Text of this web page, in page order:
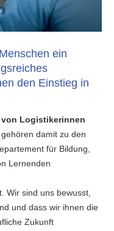
ein
den Einstieg in
Logistikerinnen
damit zu den
für Bildung,
Lernenden
Wir sind uns bewusst,
und dass wir ihnen die
Zukunft